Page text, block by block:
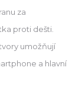
za
proti dešti.
umožňují
a hlavní